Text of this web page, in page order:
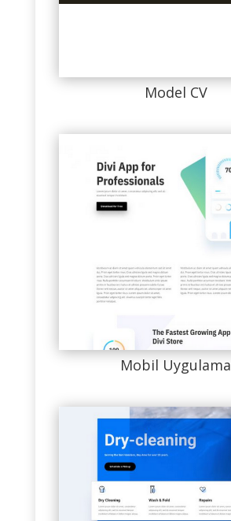
Model CV
Mobil Uygulama